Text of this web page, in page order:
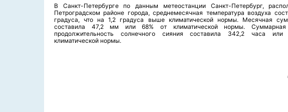
В Санкт-Петербурге по данным метеостанции Санкт-Петербург,
Петроградском районе города, среднемесячная температура воздуха
градуса, что на 1,2 градуса выше климатической нормы. Месячная
составила 47,2 мм или 68% от климатической нормы.
продолжительность солнечного сияния составила 342,2 часа
климатической нормы.